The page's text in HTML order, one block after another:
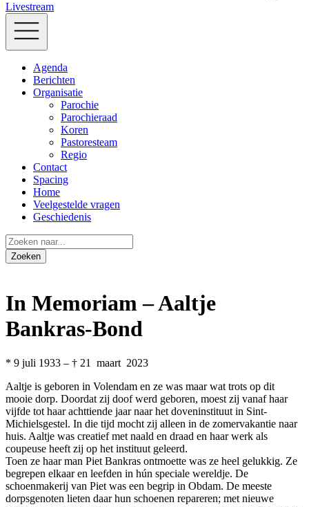
Livestream
Agenda
Berichten
Organisatie
Parochie
Parochieraad
Koren
Pastoresteam
Regio
Contact
Spacing
Home
Veelgestelde vragen
Geschiedenis
In Memoriam – Aaltje
Bankras-Bond
* 9 juli 1933 – † 21 maart 2023
Aaltje is geboren in Volendam en ze was maar wat trots op dit
mooie dorp. Doordat zij doof werd geboren, moest zij vanaf haar
vijfde tot haar achttiende jaar naar het doveninstituut in Sint-
Michielsgestel. In die tijd mocht zij alleen in de zomervakantie naar
huis. Aaltje was creatief met naald en draad en haar werk als
coupeuse heeft zij op het instituut geleerd.
Toen ze haar man Piet Bankras ontmoette was ze heel gelukkig. Ze
begrepen elkaar en leefden in hún speciale wereldje. De
schoenmakerij van Piet was een begrip in Obdam. De meeste
dorpsgenoten lieten daar hun schoenen repareren; met nieuwe